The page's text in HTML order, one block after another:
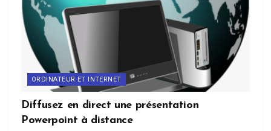
ORDINATEUR ET INTERNET
Diffusez en direct une présentation
Powerpoint à distance